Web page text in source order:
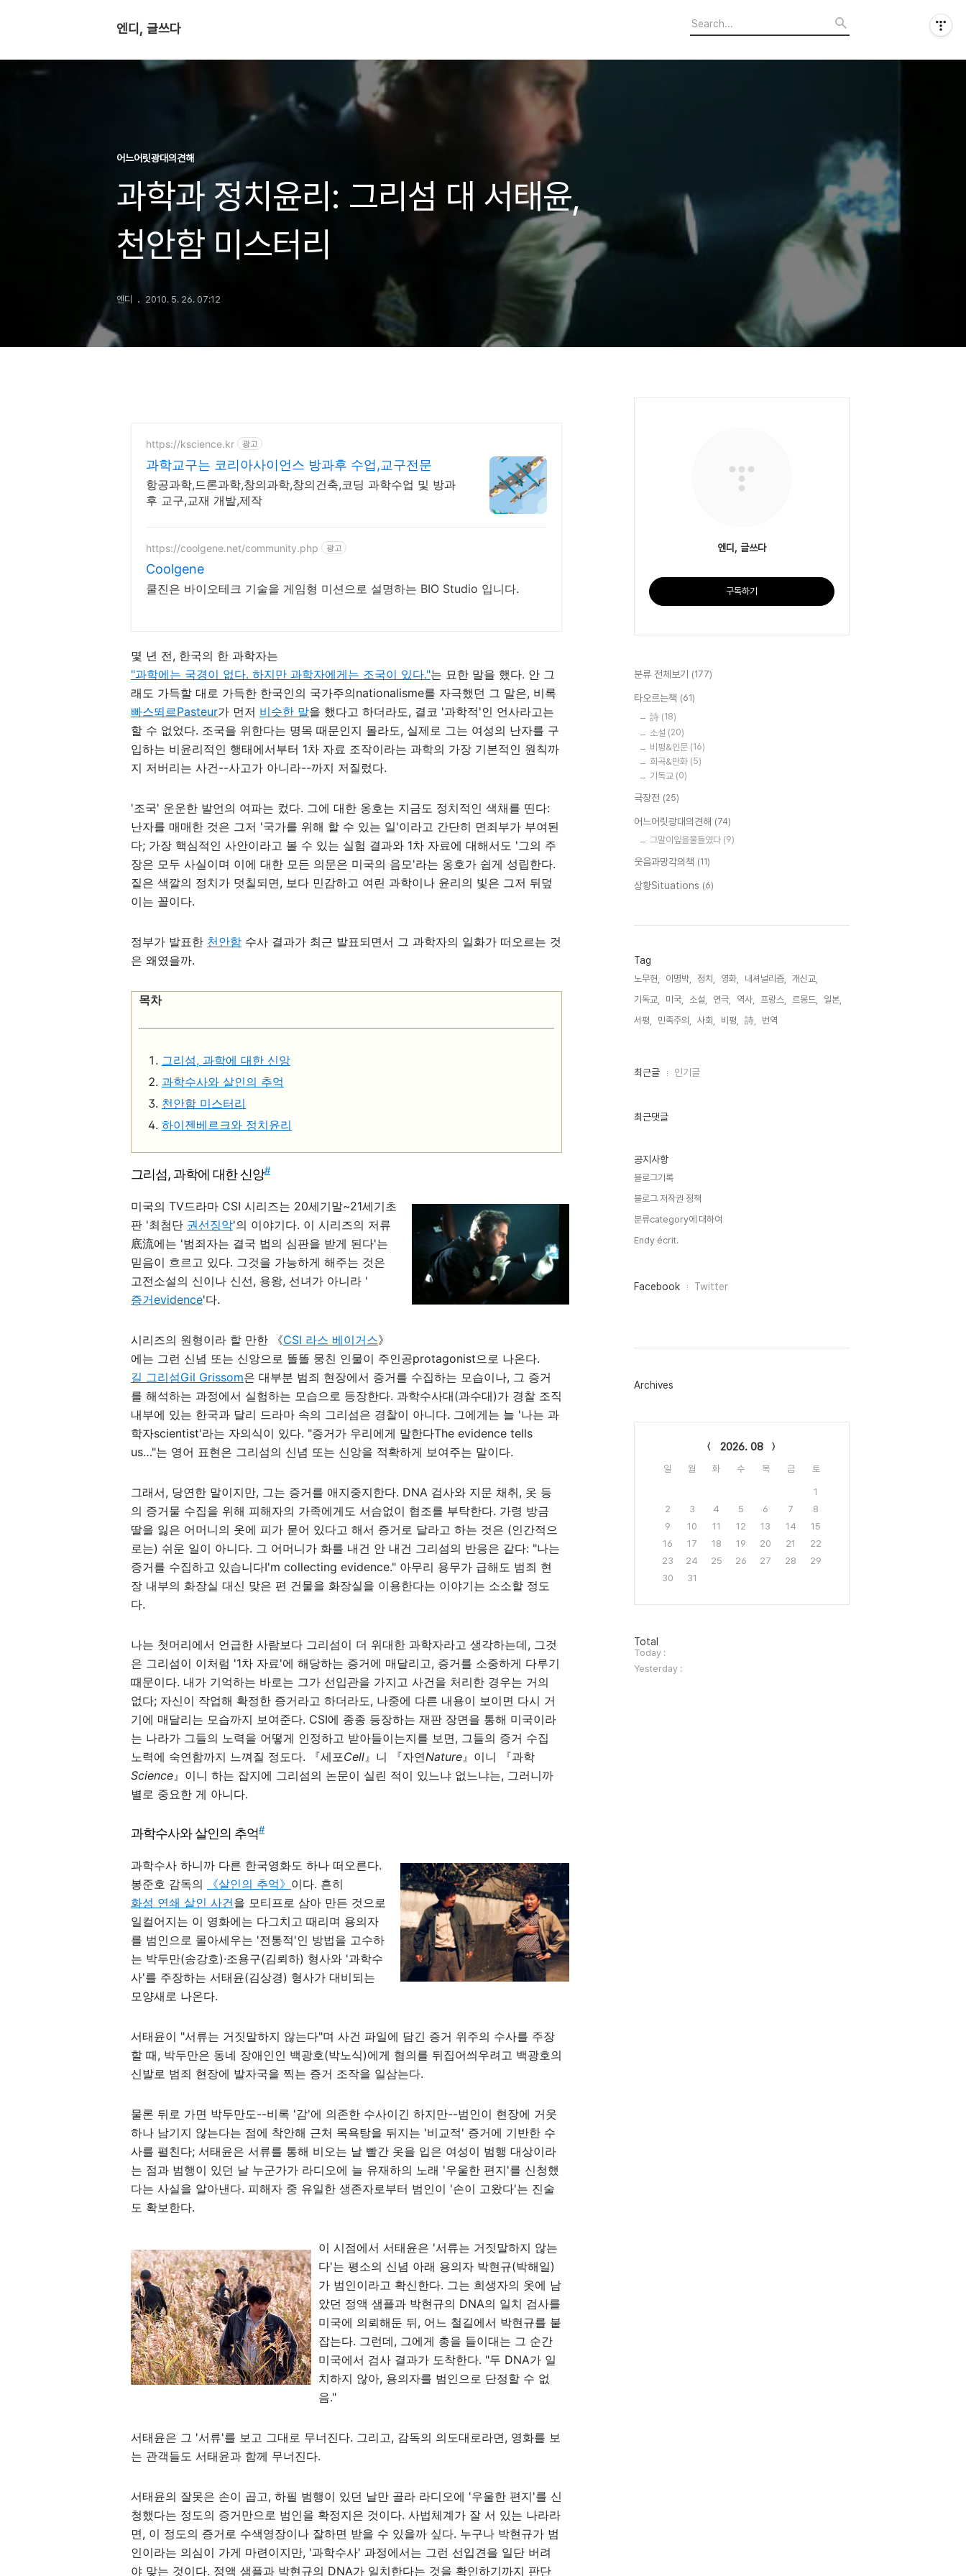
엔디, 글쓰다
어느어릿광대의견해
과학과 정치윤리: 그리섬 대 서태윤,
천안함 미스터리
엔디 2010. 5. 26. 07:12
https://kscience.kr 광고
과학교구는 코리아사이언스 방과후 수업,교구전문
항공과학,드론과학,창의과학,창의건축,코딩 과학수업 및 방과
후 교구,교재 개발,제작
https://coolgene.net/community.php 광고
Coolgene
쿨진은 바이오테크 기술을 게임형 미션으로 설명하는 BIO Studio 입니다.
몇 년 전, 한국의 한 과학자는
"과학에는 국경이 없다. 하지만 과학자에게는 조국이 있다."는 묘한 말을 했다. 안 그
래도 가득할 대로 가득한 한국인의 국가주의nationalisme를 자극했던 그 말은, 비록
빠스뙤르Pasteur가 먼저 비슷한 말을 했다고 하더라도, 결코 '과학적'인 언사라고는
할 수 없었다. 조국을 위한다는 명목 때문인지 몰라도, 실제로 그는 여성의 난자를 구
입하는 비윤리적인 행태에서부터 1차 자료 조작이라는 과학의 가장 기본적인 원칙까
지 저버리는 사건--사고가 아니라--까지 저질렀다.
'조국' 운운한 발언의 여파는 컸다. 그에 대한 옹호는 지금도 정치적인 색채를 띤다:
난자를 매매한 것은 그저 '국가를 위해 할 수 있는 일'이라고 간단히 면죄부가 부여된
다; 가장 핵심적인 사안이라고 볼 수 있는 실험 결과와 1차 자료에 대해서도 '그의 주
장은 모두 사실이며 이에 대한 모든 의문은 미국의 음모'라는 옹호가 쉽게 성립한다.
짙은 색깔의 정치가 덧칠되면, 보다 민감하고 여린 과학이나 윤리의 빛은 그저 뒤덮
이는 꼴이다.
정부가 발표한 천안함 수사 결과가 최근 발표되면서 그 과학자의 일화가 떠오르는 것
은 왜였을까.
목차
그리섬, 과학에 대한 신앙
과학수사와 살인의 추억
천안함 미스터리
하이젠베르크와 정치윤리
그리섬, 과학에 대한 신앙#
미국의 TV드라마 CSI 시리즈는 20세기말~21세기초
판 '최첨단 권선징악'의 이야기다. 이 시리즈의 저류
底流에는 '범죄자는 결국 법의 심판을 받게 된다'는
믿음이 흐르고 있다. 그것을 가능하게 해주는 것은
고전소설의 신이나 신선, 용왕, 선녀가 아니라 '
증거evidence'다.
시리즈의 원형이라 할 만한 《CSI 라스 베이거스》
에는 그런 신념 또는 신앙으로 똘똘 뭉친 인물이 주인공protagonist으로 나온다.
길 그리섬Gil Grissom은 대부분 범죄 현장에서 증거를 수집하는 모습이나, 그 증거
를 해석하는 과정에서 실험하는 모습으로 등장한다. 과학수사대(과수대)가 경찰 조직
내부에 있는 한국과 달리 드라마 속의 그리섬은 경찰이 아니다. 그에게는 늘 '나는 과
학자scientist'라는 자의식이 있다. "증거가 우리에게 말한다The evidence tells
us…"는 영어 표현은 그리섬의 신념 또는 신앙을 적확하게 보여주는 말이다.
그래서, 당연한 말이지만, 그는 증거를 애지중지한다. DNA 검사와 지문 채취, 옷 등
의 증거물 수집을 위해 피해자의 가족에게도 서슴없이 협조를 부탁한다. 가령 방금
딸을 잃은 어머니의 옷에 피가 묻어 있다고 해서 증거로 달라고 하는 것은 (인간적으
로는) 쉬운 일이 아니다. 그 어머니가 화를 내건 안 내건 그리섬의 반응은 같다: "나는
증거를 수집하고 있습니다I'm collecting evidence." 아무리 용무가 급해도 범죄 현
장 내부의 화장실 대신 맞은 편 건물을 화장실을 이용한다는 이야기는 소소할 정도
다.
나는 첫머리에서 언급한 사람보다 그리섬이 더 위대한 과학자라고 생각하는데, 그것
은 그리섬이 이처럼 '1차 자료'에 해당하는 증거에 매달리고, 증거를 소중하게 다루기
때문이다. 내가 기억하는 바로는 그가 선입관을 가지고 사건을 처리한 경우는 거의
없다; 자신이 작업해 확정한 증거라고 하더라도, 나중에 다른 내용이 보이면 다시 거
기에 매달리는 모습까지 보여준다. CSI에 종종 등장하는 재판 장면을 통해 미국이라
는 나라가 그들의 노력을 어떻게 인정하고 받아들이는지를 보면, 그들의 증거 수집
노력에 숙연함까지 느껴질 정도다. 『세포Cell』니 『자연Nature』이니 『과학
Science』이니 하는 잡지에 그리섬의 논문이 실린 적이 있느냐 없느냐는, 그러니까
별로 중요한 게 아니다.
과학수사와 살인의 추억#
과학수사 하니까 다른 한국영화도 하나 떠오른다.
봉준호 감독의
《살인의 추억》 이다. 흔히
화성 연쇄 살인 사건을 모티프로 삼아 만든 것으로
일컬어지는 이 영화에는 다그치고 때리며 용의자
를 범인으로 몰아세우는 '전통적'인 방법을 고수하
는 박두만(송강호)·조용구(김뢰하) 형사와 '과학수
사'를 주장하는 서태윤(김상경) 형사가 대비되는
모양새로 나온다.
서태윤이 "서류는 거짓말하지 않는다"며 사건 파일에 담긴 증거 위주의 수사를 주장
할 때, 박두만은 동네 장애인인 백광호(박노식)에게 혐의를 뒤집어씌우려고 백광호의
신발로 범죄 현장에 발자국을 찍는 증거 조작을 일삼는다.
물론 뒤로 가면 박두만도--비록 '감'에 의존한 수사이긴 하지만--범인이 현장에 거웃
하나 남기지 않는다는 점에 착안해 근처 목욕탕을 뒤지는 '비교적' 증거에 기반한 수
사를 펼친다; 서태윤은 서류를 통해 비오는 날 빨간 옷을 입은 여성이 범행 대상이라
는 점과 범행이 있던 날 누군가가 라디오에 늘 유재하의 노래 '우울한 편지'를 신청했
다는 사실을 알아낸다. 피해자 중 유일한 생존자로부터 범인이 '손이 고왔다'는 진술
도 확보한다.
이 시점에서 서태윤은 '서류는 거짓말하지 않는
다'는 평소의 신념 아래 용의자 박현규(박해일)
가 범인이라고 확신한다. 그는 희생자의 옷에 남
았던 정액 샘플과 박현규의 DNA의 일치 검사를
미국에 의뢰해둔 뒤, 어느 철길에서 박현규를 붙
잡는다. 그런데, 그에게 총을 들이대는 그 순간
미국에서 검사 결과가 도착한다. "두 DNA가 일
치하지 않아, 용의자를 범인으로 단정할 수 없
음."
서태윤은 그 '서류'를 보고 그대로 무너진다. 그리고, 감독의 의도대로라면, 영화를 보
는 관객들도 서태윤과 함께 무너진다.
서태윤의 잘못은 손이 곱고, 하필 범행이 있던 날만 골라 라디오에 '우울한 편지'를 신
청했다는 정도의 증거만으로 범인을 확정지은 것이다. 사법체계가 잘 서 있는 나라라
면, 이 정도의 증거로 수색영장이나 잘하면 받을 수 있을까 싶다. 누구나 박현규가 범
인이라는 의심이 가게 마련이지만, '과학수사' 과정에서는 그런 선입견을 일단 버려
야 맞는 것이다. 정액 샘플과 박현규의 DNA가 일치한다는 것을 확인하기까지 판단
엔디, 글쓰다
구독하기
분류 전체보기 (177)
타오르는책 (61)
詩 (18)
소설 (20)
비평&인문 (16)
희곡&만화 (5)
기독교 (0)
극장전 (25)
어느어릿광대의견해 (74)
그말이잎을물들였다 (9)
웃음과망각의책 (11)
상황Situations (6)
Tag
노무현, 이명박, 정치, 영화, 내셔널리즘,
개신교,
기독교,
미국, 소설, 연극, 역사, 프랑스, 르몽드,
일본,
서평,
민족주의, 사회, 비평, 詩, 번역,
최
인
최근글 인기글
최근댓글
공지사항
블로그기록
블로그 저작권 정책
분류category에 대하여
Endy écrit.
페
그
Facebook Twitter
Archives
2026. 08
일 월 화 수 목 금 토
1
2
3 4 5 6 7
8
9
10 11 12 13 14
15
16
17 18 19 20 21
22
23
24 25 26 27 28
29
30
31
방
문
자
수
Total
Today :
Yesterday :